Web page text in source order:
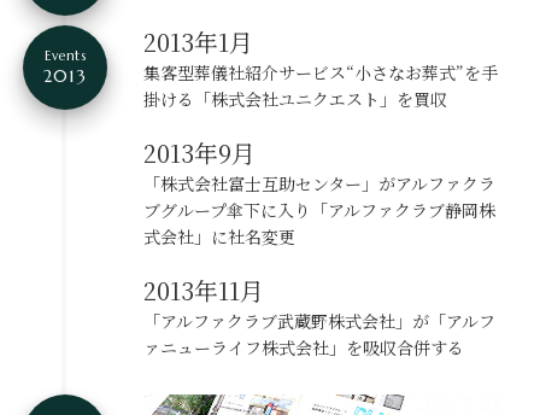
Events
2013
2013年1月
集客型葬儀社紹介サービス“小さなお葬式”を手
掛ける 「株式会社ユニクエスト」を買収
2013年9月
「株式会社富士互助センター」がアルファクラ
ブグループ傘下に入り「アルファクラブ静岡株
式会社」に社名変更
2013年11月
「アルファクラブ武蔵野株式会社」が 「アルフ
ァニューライフ株式会社」を吸収合併する